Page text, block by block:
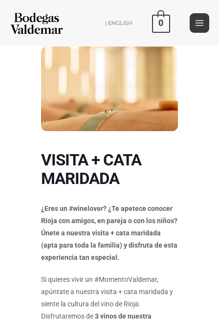
contenido
| ENGLISH 0
VISITA + CATA
MARIDADA
¿Eres un #winelover? ¿Te apetece conocer
Rioja con amigos, en pareja o con los niños?
Únete a nuestra visita + cata maridada
(apta para toda la familia) y disfruta de esta
experiencia tan especial.
Si quieres vivir un #MomentoValdemar,
apúntate a nuestra visita + cata maridada y
siente la cultura del vino de Rioja.
Disfrutaremos de3 vinos de nuestra